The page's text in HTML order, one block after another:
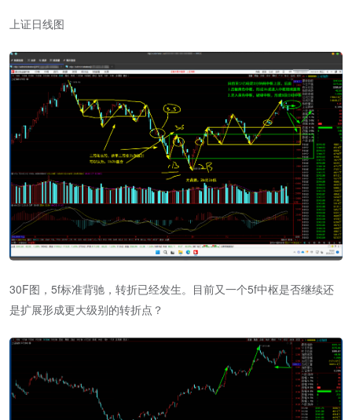
上证日线图
30F图，5f标准背驰，转折已经发生。目前又一个5f中枢是否继续还
是扩展形成更大级别的转折点？